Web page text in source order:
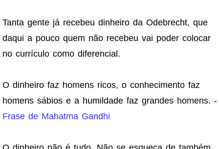
Tanta gente já recebeu dinheiro da Odebrecht, que
daqui a pouco quem não recebeu vai poder colocar
no currículo como diferencial.
O dinheiro faz homens ricos, o conhecimento faz
homens sábios e a humildade faz grandes homens. -
Frase de Mahatma Gandhi